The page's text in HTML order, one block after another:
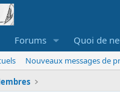
Forums Quoi de
Nouveaux messages de